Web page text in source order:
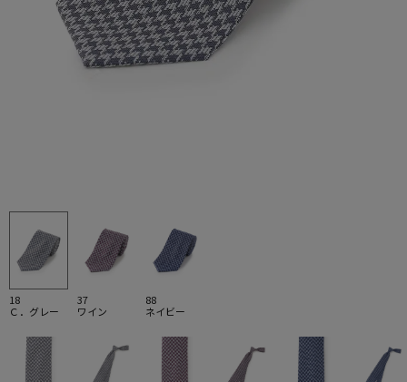
18
Ｃ．グレー
37
ワイン
88
ネイビー